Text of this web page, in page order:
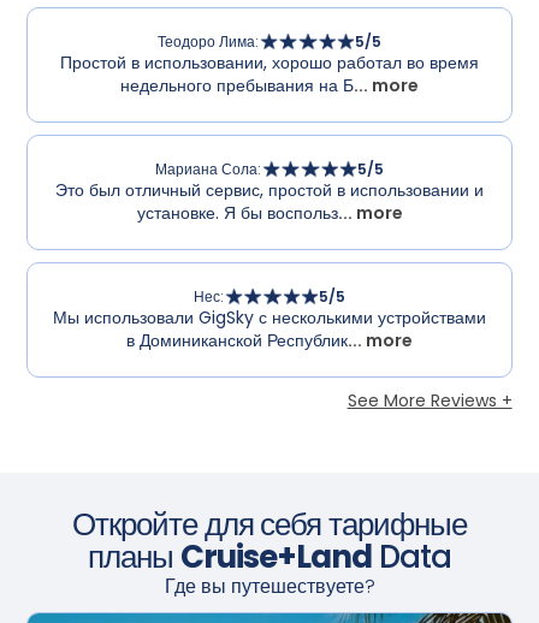
Теодоро Лима: 5/5
Простой в использовании, хорошо работал во время
недельного пребывания на Б... more
Мариана Сола: 5/5
Это был отличный сервис, простой в использовании и
установке. Я бы воспольз... more
Нес: 5/5
Мы использовали GigSky с несколькими устройствами
в Доминиканской Республик... more
See More Reviews +
Откройте для себя тарифные
планы Cruise+LandData
Где вы путешествуете?